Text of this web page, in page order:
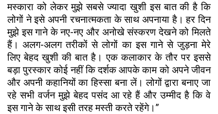
मस्कारा को लेकर मुझे सबसे ज्यादा खुशी इस बात की है कि
लोगों ने इसे अपनी रचनात्मकता के साथ अपनाया है। हर दिन
मुझे इस गाने के नए-नए और अनोखे संस्करण देखने को मिलते
हैं। अलग-अलग तरीकों से लोगों का इस गाने से जुड़ना मेरे
लिए बेहद खुशी की बात है। एक कलाकार के तौर पर इससे
बड़ा पुरस्कार कोई नहीं कि दर्शक आपके काम को अपने जीवन
और अपनी कहानियों का हिस्सा बना लें। लोगों द्वारा बनाए जा
रहे सभी वर्जन मुझे बेहद पसंद आ रहे हैं और उम्मीद है कि वे
इस गाने के साथ इसी तरह मस्ती करते रहेंगे।”